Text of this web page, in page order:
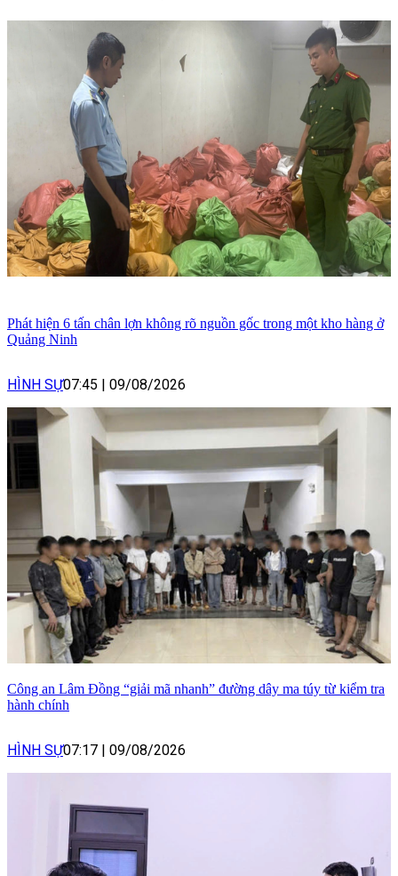
Phát hiện 6 tấn chân lợn không rõ nguồn gốc trong một kho hàng ở
Quảng Ninh
HÌNH SỰ07:45 | 09/08/2026
Công an Lâm Đồng “giải mã nhanh” đường dây ma túy từ kiểm tra
hành chính
HÌNH SỰ07:17 | 09/08/2026